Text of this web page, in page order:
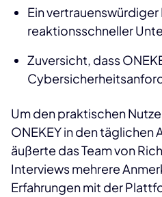
Ein
reaktionsschneller
Zuversicht, dass
Um den praktischen
ONEKEY in den
äußerte das Team von
Interviews mehrere
Erfahrungen mit der